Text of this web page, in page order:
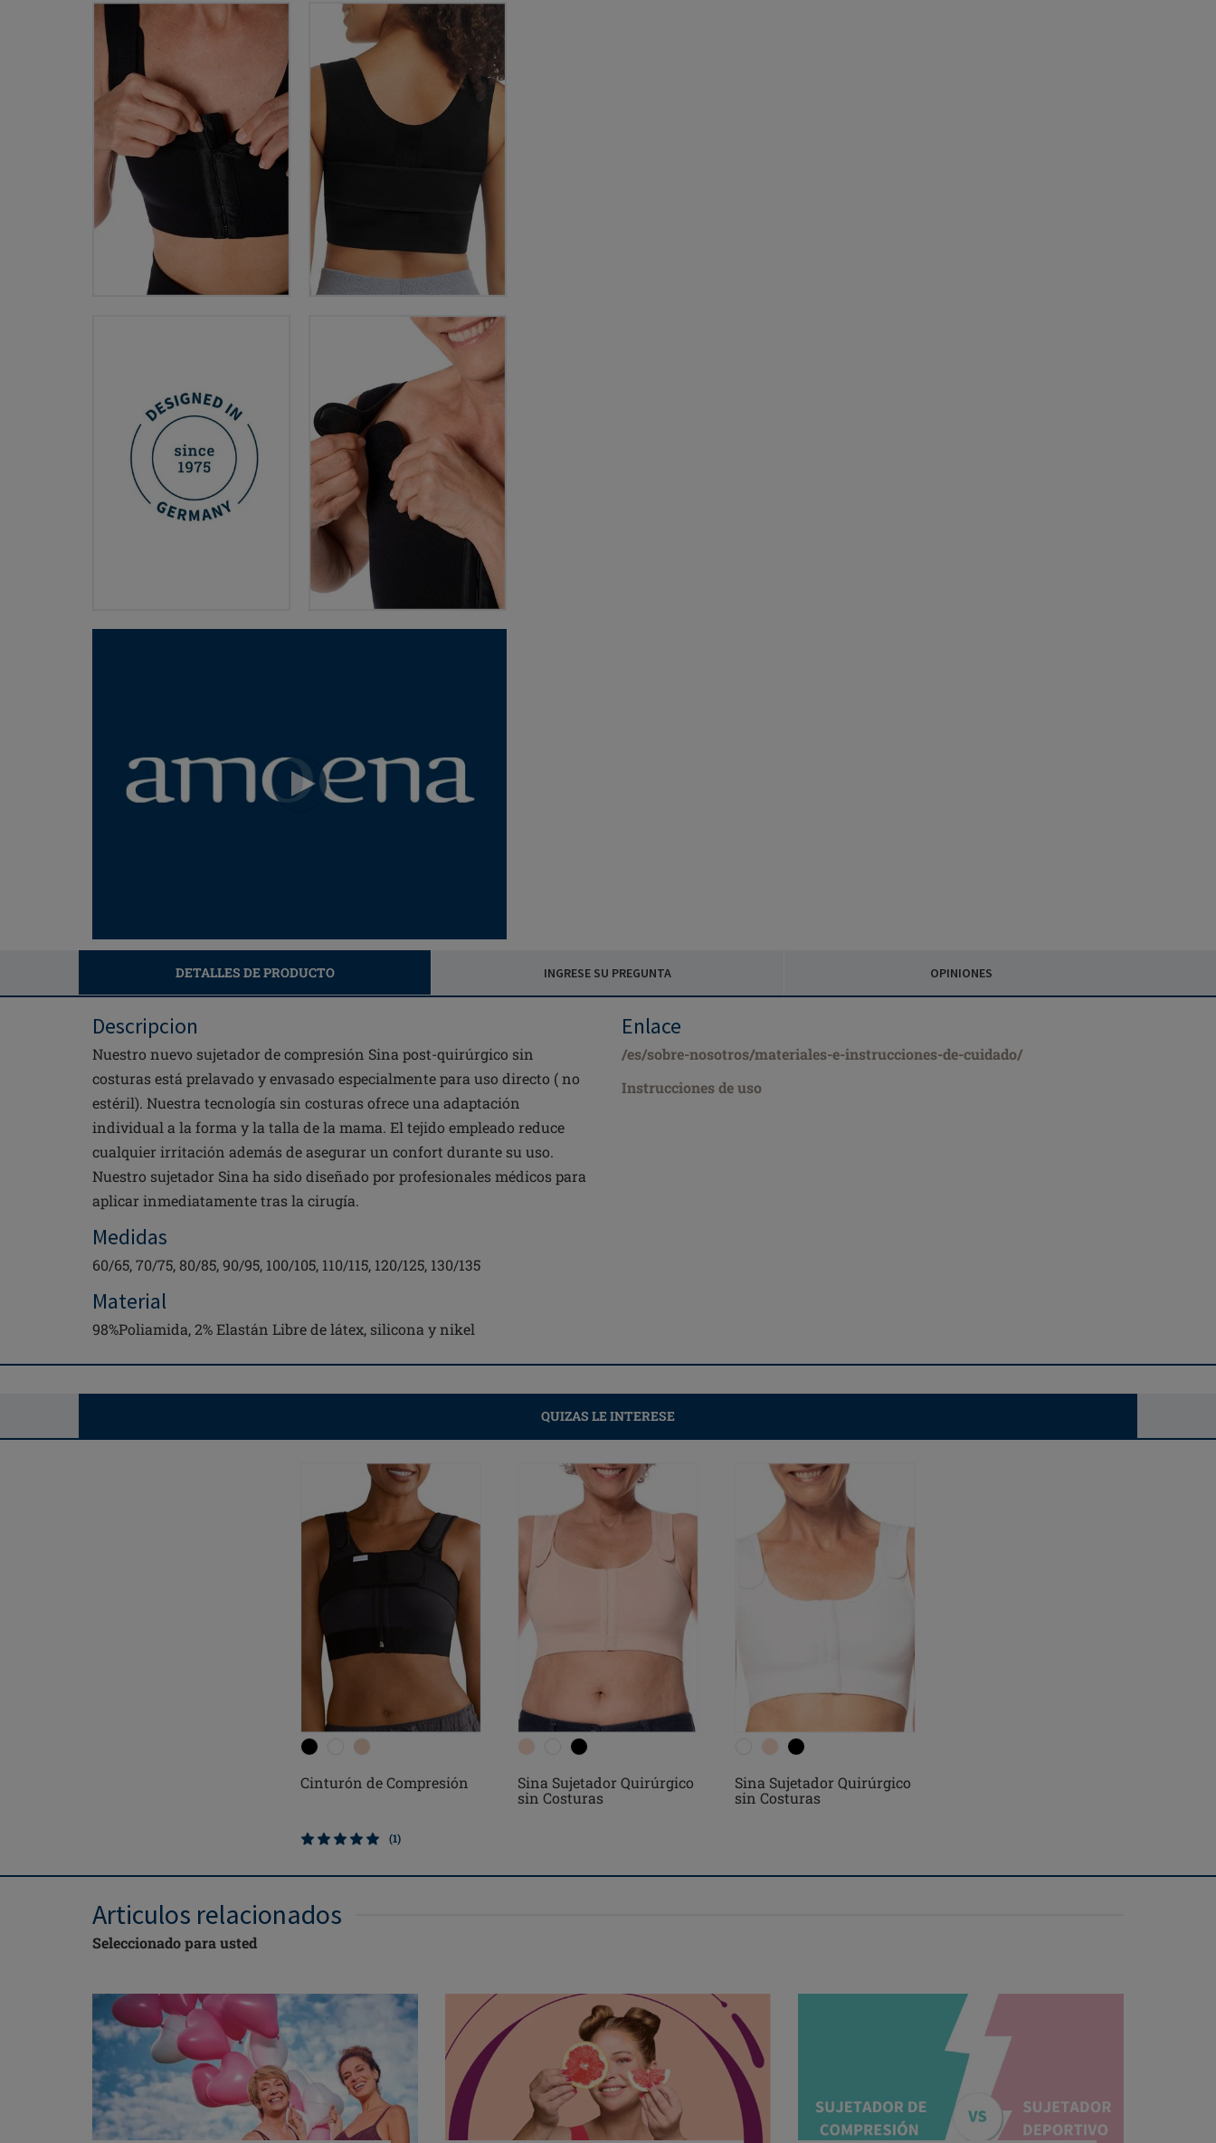
DETALLES DE PRODUCTO INGRESE SU PREGUNTA OPINIONES
Descripcion
Nuestro nuevo sujetador de compresión Sina post-quirúrgico sin
costuras está prelavado y envasado especialmente para uso directo ( no
estéril). Nuestra tecnología sin costuras ofrece una adaptación
individual a la forma y la talla de la mama. El tejido empleado reduce
cualquier irritación además de asegurar un confort durante su uso.
Nuestro sujetador Sina ha sido diseñado por profesionales médicos para
aplicar inmediatamente tras la cirugía.
Medidas
60/65, 70/75, 80/85, 90/95, 100/105, 110/115, 120/125, 130/135
Material
98%Poliamida, 2% Elastán Libre de látex, silicona y nikel
Enlace
/es/sobre-nosotros/materiales-e-instrucciones-de-cuidado/
Instrucciones de uso
QUIZAS LE INTERESE
Cinturón de Compresión
(1)
Sina Sujetador Quirúrgico
sin Costuras
Sina Sujetador Quirúrgico
sin Costuras
Articulos relacionados
Seleccionado para usted